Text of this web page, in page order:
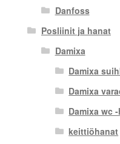
Danfoss
Posliinit ja hanat
Damixa
Damixa
Damixa
Damixa wc
keittiöhanat